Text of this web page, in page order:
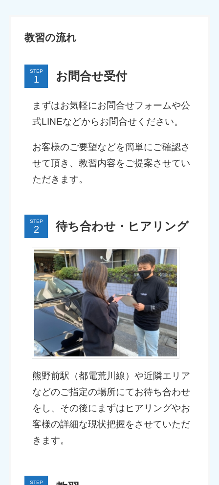
教習の流れ
STEP お問合せ受付
まずはお気軽にお問合せフォームや公
式LINEなどからお問合せください。
お客様のご要望などを簡単にご確認さ
せて頂き、教習内容をご提案させてい
ただきます。
STEP 待ち合わせ・ヒアリング
熊野前駅（都電荒川線）や近隣エリア
などのご指定の場所にてお待ち合わせ
をし、その後にまずはヒアリングやお
客様の詳細な現状把握をさせていただ
きます。
STEP